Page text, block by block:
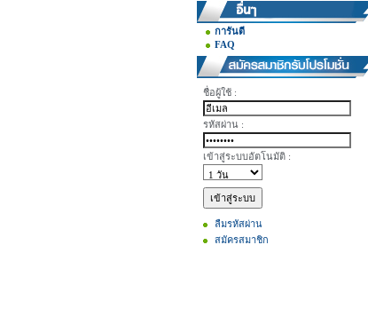
การันตี
FAQ
ชื่อผู้ใช้ :
รหัสผ่าน :
เข้าสู่ระบบอัตโนมัติ :
ลืมรหัสผ่าน
สมัครสมาชิก